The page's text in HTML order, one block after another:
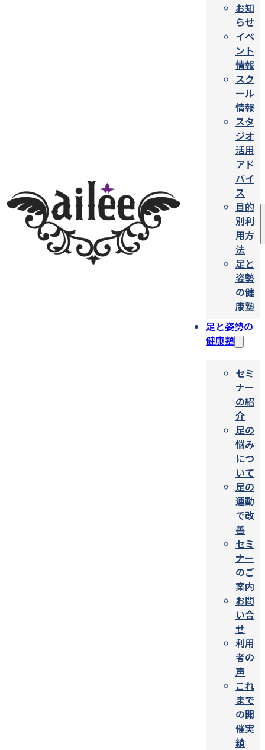
お知
らせ
イベ
ント
情報
スク
ール
情報
スタ
ジオ
活用
アド
バイ
ス
目的
別利
用方
法
足と
姿勢
の健
康塾
足と姿勢の
健康塾
セミ
ナー
の紹
介
足の
悩み
につ
いて
足の
運動
で改
善
セミ
ナー
のご
案内
お問
い合
せ
利用
者の
声
これ
まで
の開
催実
績